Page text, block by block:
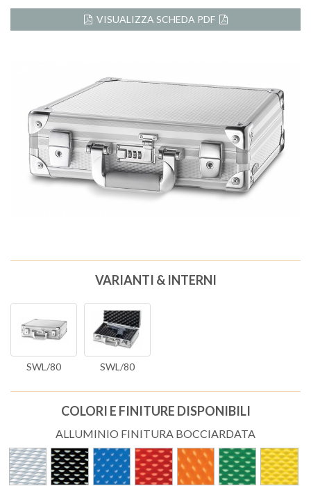
VISUALIZZA SCHEDA PDF
VARIANTI & INTERNI
SWL/80 SWL/80
COLORI E FINITURE DISPONIBILI
ALLUMINIO FINITURA BOCCIARDATA